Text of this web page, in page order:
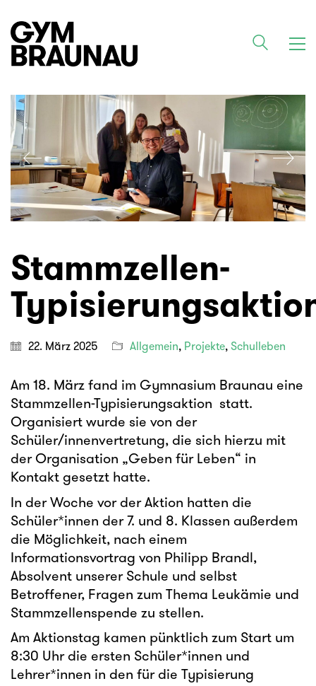
Stammzellen-
22. März 2025 Allgemein, Projekte, Schulleben
Am 18. März fand im Gymnasium Braunau eine
Stammzellen-Typisierungsaktion statt.
Organisiert wurde sie von der
Schüler/innenvertretung, die sich hierzu mit
der Organisation „Geben für Leben“ in
Kontakt gesetzt hatte.
In der Woche vor der Aktion hatten die
Schüler*innen der 7. und 8. Klassen außerdem
die Möglichkeit, nach einem
Informationsvortrag von Philipp Brandl,
Absolvent unserer Schule und selbst
Betroffener, Fragen zum Thema Leukämie und
Stammzellenspende zu stellen.
Am Aktionstag kamen pünktlich zum Start um
8:30 Uhr die ersten Schüler*innen und
Lehrer*innen in den für die Typisierung